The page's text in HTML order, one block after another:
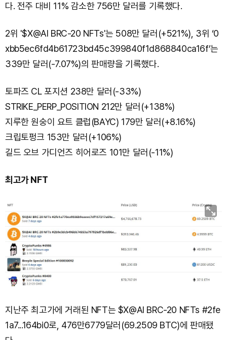
다. 전주 대비 11% 감소한 756만 달러를 기록했다.
2위 '$X@AI BRC-20 NFTs'는 508만 달러(+521%), 3위 ‘0
xbb5ec6fd4b61723bd45c399840f1d868840ca16f’는
339만 달러(-7.07%)의 판매량을 기록했다.
토파즈 CL 포지션 238만 달러(-33%)
STRIKE_PERP_POSITION 212만 달러(+138%)
지루한 원숭이 요트 클럽(BAYC) 179만 달러(+8.16%)
크립토펑크 153만 달러(+106%)
길드 오브 가디언즈 히어로즈 101만 달러(-11%)
최고가 NFT
지난주 최고가에 거래된 NFT는 $X@AI BRC-20 NFTs #2fe
1a7...164bi0로, 476만6779달러(69.2509 BTC)에 판매됐